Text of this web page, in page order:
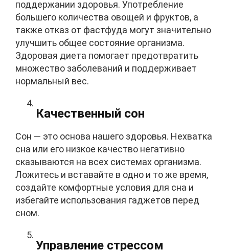
поддержании здоровья. Употребление
большего количества овощей и фруктов, а
также отказ от фастфуда могут значительно
улучшить общее состояние организма.
Здоровая диета помогает предотвратить
множество заболеваний и поддерживает
нормальный вес.
Качественный сон
Сон — это основа нашего здоровья. Нехватка
сна или его низкое качество негативно
сказываются на всех системах организма.
Ложитесь и вставайте в одно и то же время,
создайте комфортные условия для сна и
избегайте использования гаджетов перед
сном.
Управление стрессом